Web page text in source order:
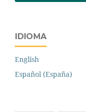
IDIOMA
English
Español (España)